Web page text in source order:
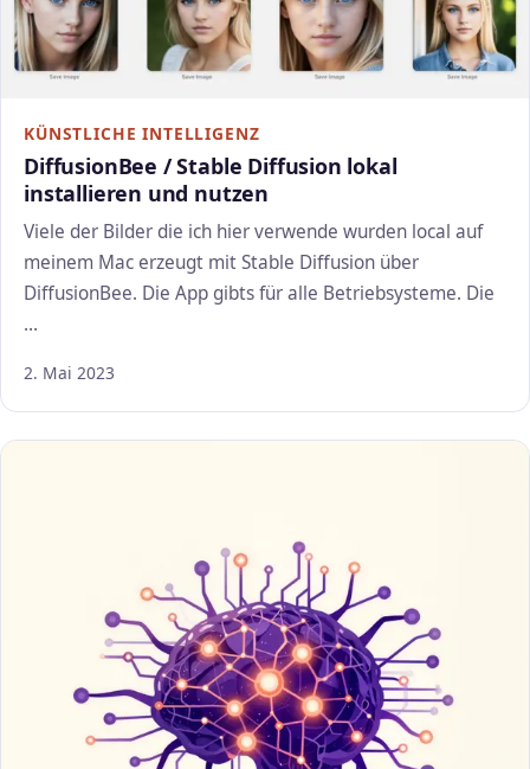
KÜNSTLICHE INTELLIGENZ
DiffusionBee / Stable Diffusion lokal
installieren und nutzen
Viele der Bilder die ich hier verwende wurden local auf
meinem Mac erzeugt mit Stable Diffusion über
DiffusionBee. Die App gibts für alle Betriebsysteme. Die
…
2. Mai 2023